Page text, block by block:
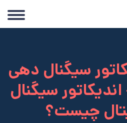
سیگنال دهی
سیگنال
چیست؟